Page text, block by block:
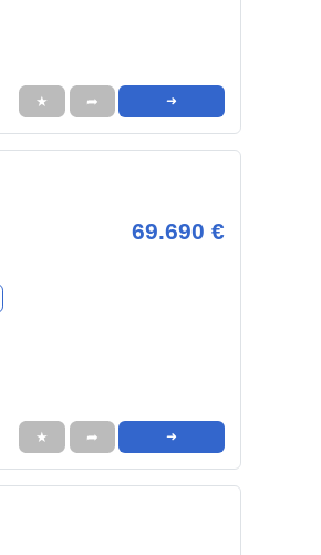
★ ➦ ➜
69.690 €
★ ➦ ➜